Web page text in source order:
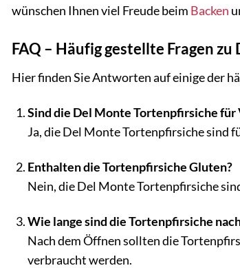
wünschen Ihnen viel Freude beim Backen
FAQ – Häufig gestellte Fragen
Hier finden Sie Antworten auf einige der
Sind die Del Monte Tortenpfirsiche für
Ja, die Del Monte Tortenpfirsiche sind
Enthalten die Tortenpfirsiche Gluten?
Nein, die Del Monte Tortenpfirsiche
Wie lange sind die Tortenpfirsiche
Nach dem Öffnen sollten die
verbraucht werden.